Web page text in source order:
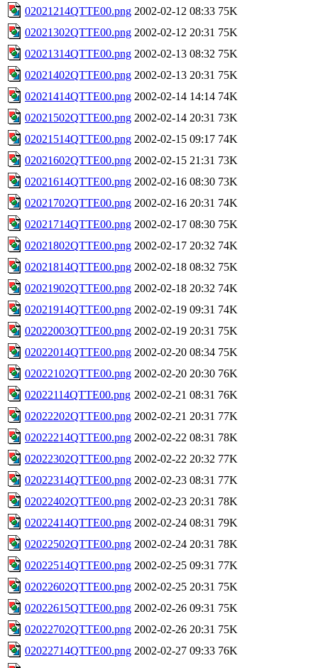
02021214QTTE00.png 2002-02-12 08:33 75K
02021302QTTE00.png 2002-02-12 20:31 75K
02021314QTTE00.png 2002-02-13 08:32 75K
02021402QTTE00.png 2002-02-13 20:31 75K
02021414QTTE00.png 2002-02-14 14:14 74K
02021502QTTE00.png 2002-02-14 20:31 73K
02021514QTTE00.png 2002-02-15 09:17 74K
02021602QTTE00.png 2002-02-15 21:31 73K
02021614QTTE00.png 2002-02-16 08:30 73K
02021702QTTE00.png 2002-02-16 20:31 74K
02021714QTTE00.png 2002-02-17 08:30 75K
02021802QTTE00.png 2002-02-17 20:32 74K
02021814QTTE00.png 2002-02-18 08:32 75K
02021902QTTE00.png 2002-02-18 20:32 74K
02021914QTTE00.png 2002-02-19 09:31 74K
02022003QTTE00.png 2002-02-19 20:31 75K
02022014QTTE00.png 2002-02-20 08:34 75K
02022102QTTE00.png 2002-02-20 20:30 76K
02022114QTTE00.png 2002-02-21 08:31 76K
02022202QTTE00.png 2002-02-21 20:31 77K
02022214QTTE00.png 2002-02-22 08:31 78K
02022302QTTE00.png 2002-02-22 20:32 77K
02022314QTTE00.png 2002-02-23 08:31 77K
02022402QTTE00.png 2002-02-23 20:31 78K
02022414QTTE00.png 2002-02-24 08:31 79K
02022502QTTE00.png 2002-02-24 20:31 78K
02022514QTTE00.png 2002-02-25 09:31 77K
02022602QTTE00.png 2002-02-25 20:31 75K
02022615QTTE00.png 2002-02-26 09:31 75K
02022702QTTE00.png 2002-02-26 20:31 75K
02022714QTTE00.png 2002-02-27 09:33 76K